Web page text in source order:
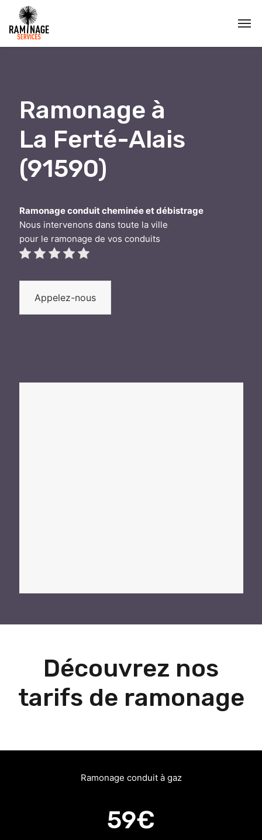
Ramonage à
La Ferté-Alais
(91590)
Ramonage conduit cheminée et débistrage
Nous intervenons dans toute la ville
pour le ramonage de vos conduits
Appelez-nous
Découvrez nos
tarifs de ramonage
Ramonage conduit à gaz
59€